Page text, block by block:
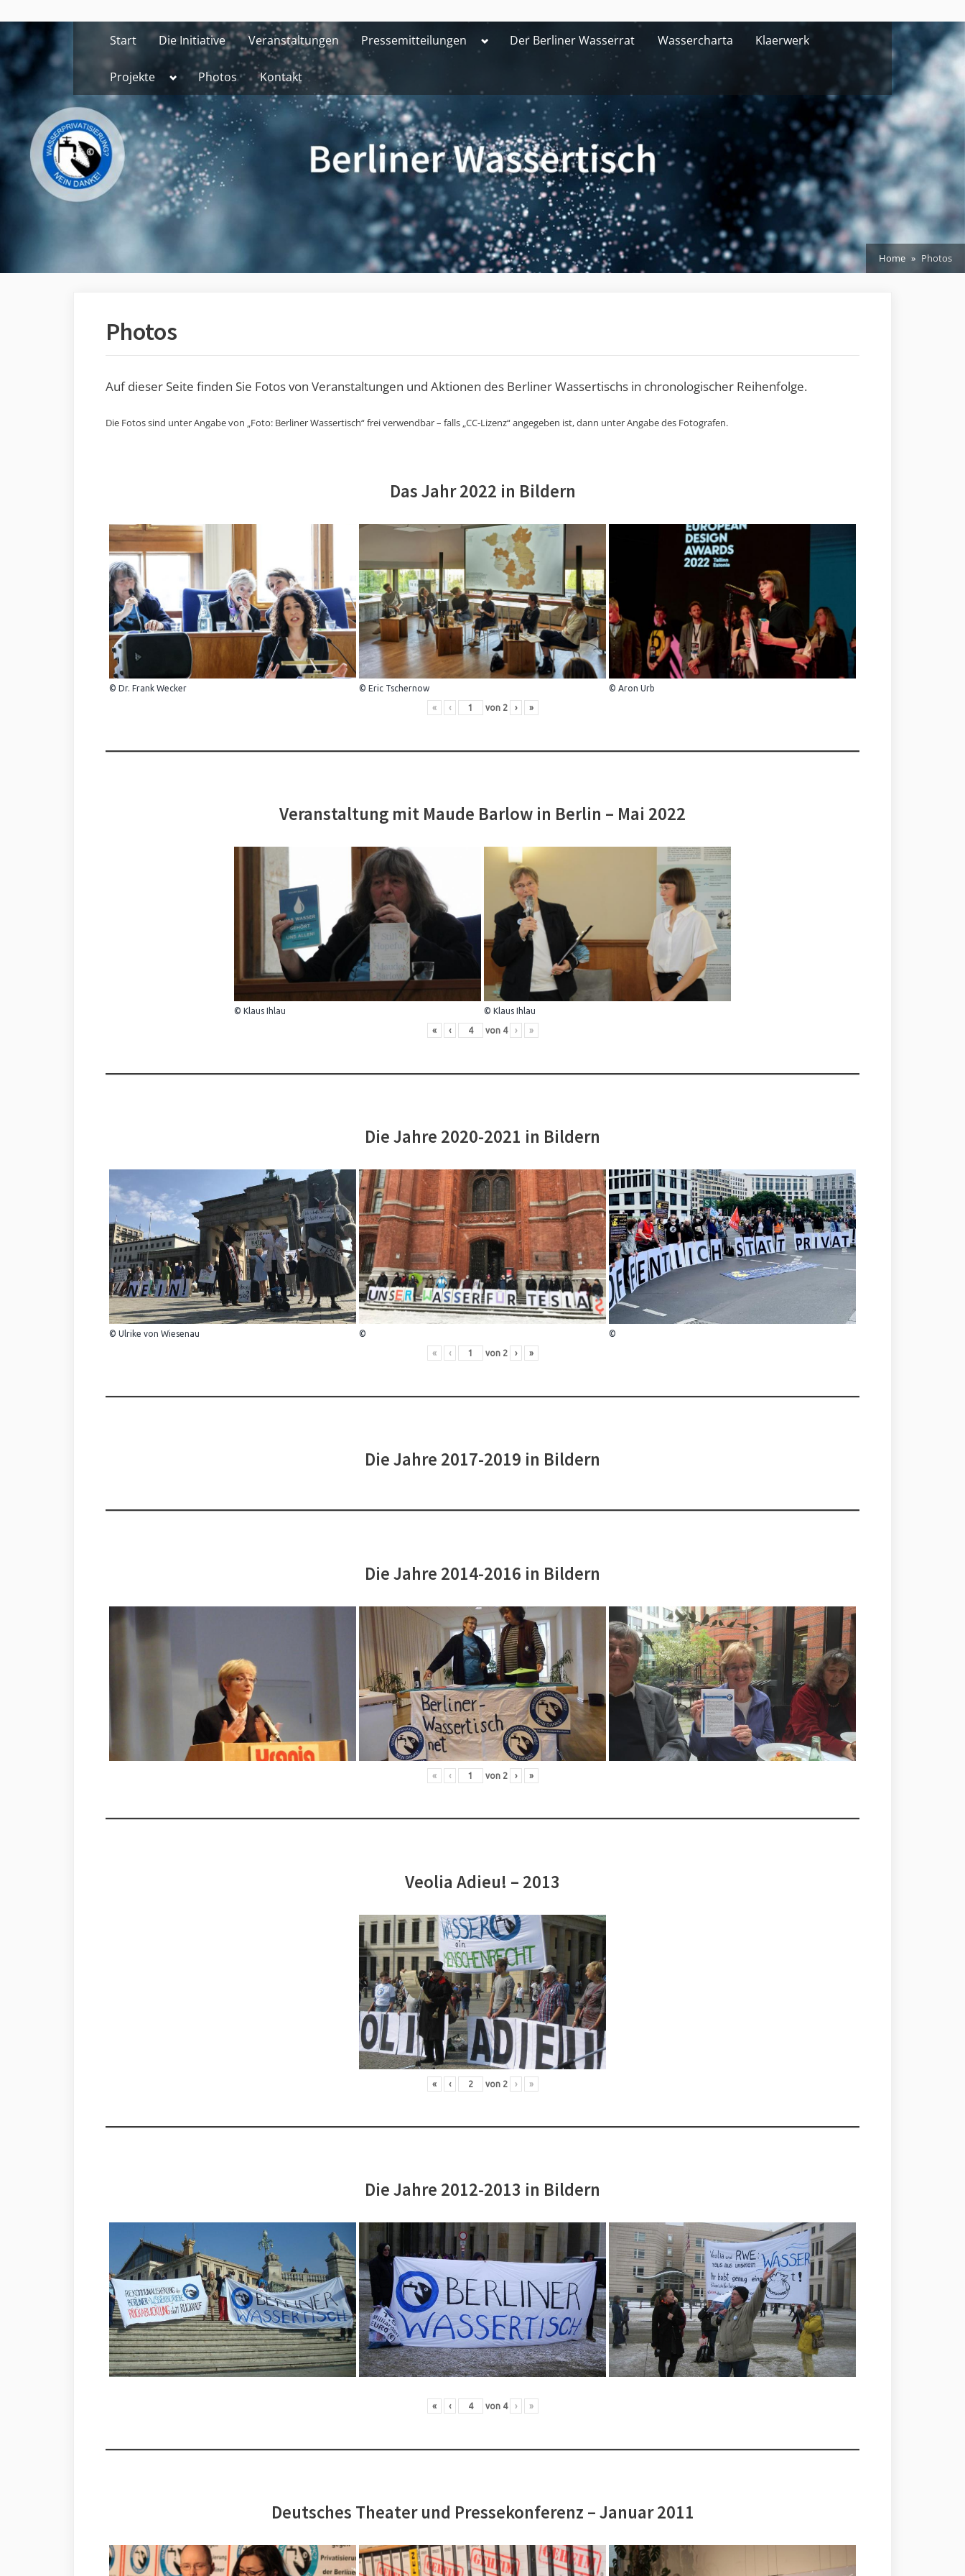
to
content
Start Die Initiative Veranstaltungen Pressemitteilungen ToggleDer Berliner Wasserrat Wassercharta Klaerwerk
Projekte Toggle
menu
Photos Kontakt
Home Photos
Photos
Auf dieser Seite finden Sie Fotos von Veranstaltungen und Aktionen des Berliner Wassertischs in chronologischer Reihenfolge.
Die Fotos sind unter Angabe von „Foto: Berliner Wassertisch“ frei verwendbar – falls „CC-Lizenz“ angegeben ist, dann unter Angabe des Fotografen.
Das Jahr 2022 in Bildern
© Dr. Frank Wecker © Eric Tschernow © Aron Urb
« ‹ von 2 › »
Veranstaltung mit Maude Barlow in Berlin – Mai 2022
© Klaus Ihlau © Klaus Ihlau
« ‹ von 4 › »
Die Jahre 2020-2021 in Bildern
© Ulrike von Wiesenau © ©
« ‹ von 2 › »
Die Jahre 2017-2019 in Bildern
Die Jahre 2014-2016 in Bildern
« ‹ von 2 › »
Veolia Adieu! – 2013
« ‹ von 2 › »
Die Jahre 2012-2013 in Bildern
« ‹ von 4 › »
Deutsches Theater und Pressekonferenz – Januar 2011